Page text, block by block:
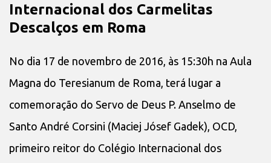
Internacional dos Carmelitas
Descalços em Roma
No dia 17 de novembro de 2016, às 15:30h na Aula
Magna do Teresianum de Roma, terá lugar a
comemoração do Servo de Deus P. Anselmo de
Santo André Corsini (Maciej Jósef Gadek), OCD,
primeiro reitor do Colégio Internacional dos